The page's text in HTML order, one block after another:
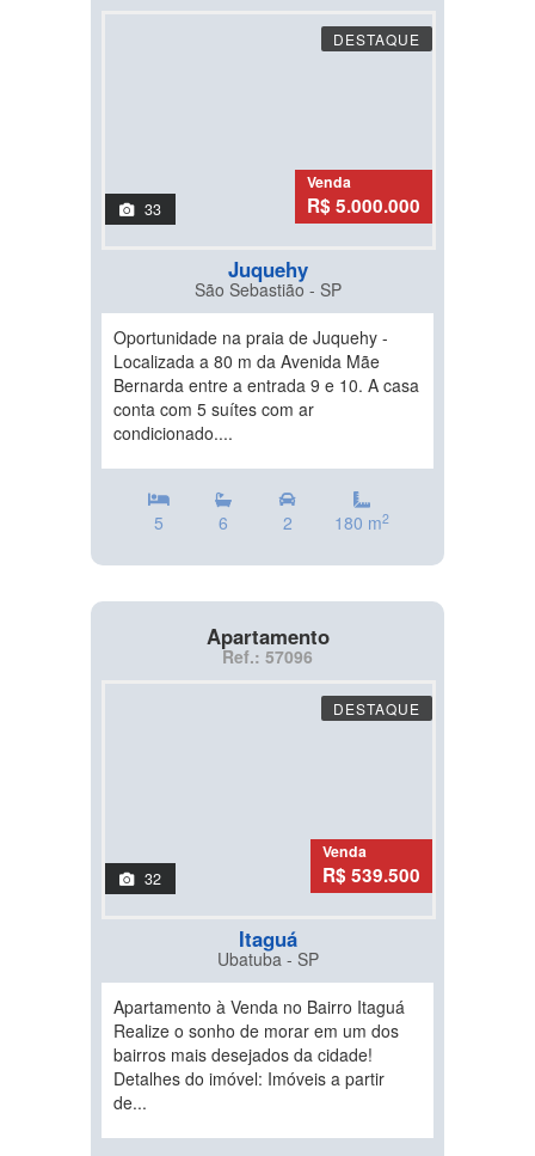
DESTAQUE
33
Venda
R$ 5.000.000
Juquehy
São Sebastião - SP
Oportunidade na praia de Juquehy -
Localizada a 80 m da Avenida Mãe
Bernarda entre a entrada 9 e 10. A casa
conta com 5 suítes com ar
condicionado....
5 6 2 180 m2
Apartamento
Ref.: 57096
DESTAQUE
32
Venda
R$ 539.500
Itaguá
Ubatuba - SP
Apartamento à Venda no Bairro Itaguá
Realize o sonho de morar em um dos
bairros mais desejados da cidade!
Detalhes do imóvel: Imóveis a partir
de...